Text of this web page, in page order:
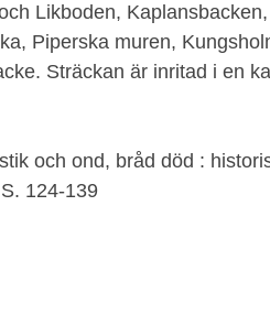
Likboden, Kaplansbacken,
Piperska muren,
Sträckan är inritad i en
och ond, bråd död :
124-139